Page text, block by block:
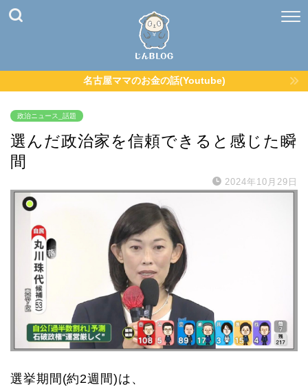
名古屋ママのお金の話(Youtube)
政治ニュース_話題
選んだ政治家を信頼できると感じた瞬
間
2024年10月29日
選挙期間(約2週間)は、